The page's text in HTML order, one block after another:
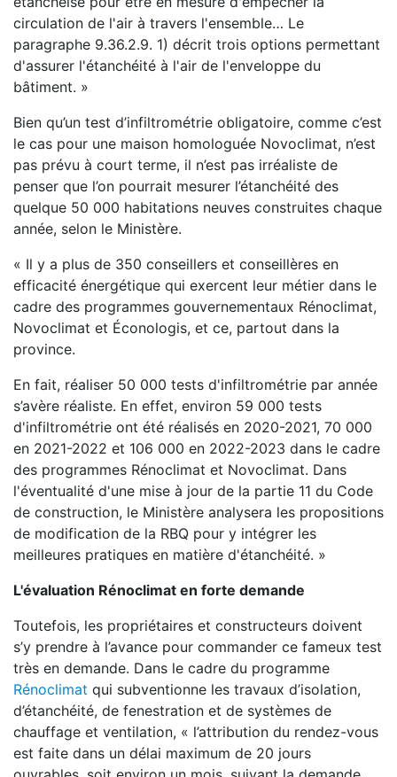
circulation de l'air à travers l'ensemble… Le
paragraphe 9.36.2.9. 1) décrit trois options permettant
d'assurer l'étanchéité à l'air de l'enveloppe du
bâtiment. »
Bien qu’un test d’infiltrométrie obligatoire, comme c’est
le cas pour une maison homologuée Novoclimat, n’est
pas prévu à court terme, il n’est pas irréaliste de
penser que l’on pourrait mesurer l’étanchéité des
quelque 50 000 habitations neuves construites chaque
année, selon le Ministère.
« Il y a plus de 350 conseillers et conseillères en
efficacité énergétique qui exercent leur métier dans le
cadre des programmes gouvernementaux Rénoclimat,
Novoclimat et Éconologis, et ce, partout dans la
province.
En fait, réaliser 50 000 tests d'infiltrométrie par année
s’avère réaliste. En effet, environ 59 000 tests
d'infiltrométrie ont été réalisés en 2020-2021, 70 000
en 2021-2022 et 106 000 en 2022-2023 dans le cadre
des programmes Rénoclimat et Novoclimat. Dans
l'éventualité d'une mise à jour de la partie 11 du Code
de construction, le Ministère analysera les propositions
de modification de la RBQ pour y intégrer les
meilleures pratiques en matière d'étanchéité. »
L'évaluation Rénoclimat en forte demande
Toutefois, les propriétaires et constructeurs doivent
s’y prendre à l’avance pour commander ce fameux test
très en demande. Dans le cadre du programme
Rénoclimat qui subventionne les travaux d’isolation,
d’étanchéité, de fenestration et de systèmes de
chauffage et ventilation, « l’attribution du rendez-vous
est faite dans un délai maximum de 20 jours